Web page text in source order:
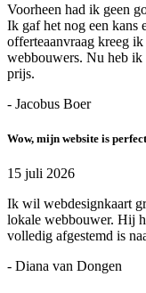
Voorheen had ik geen
Ik gaf het nog een kans
offerteaanvraag kreeg
webbouwers. Nu heb ik
prijs.
- Jacobus Boer
Wow, mijn website is perfect
15 juli 2026
Ik wil webdesignkaart
lokale webbouwer. Hij
volledig afgestemd is
- Diana van Dongen